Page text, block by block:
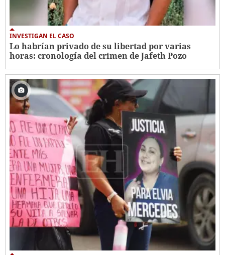
INVESTIGAN EL CASO
Lo habrían privado de su libertad por varias
horas: cronología del crimen de Jafeth Pozo